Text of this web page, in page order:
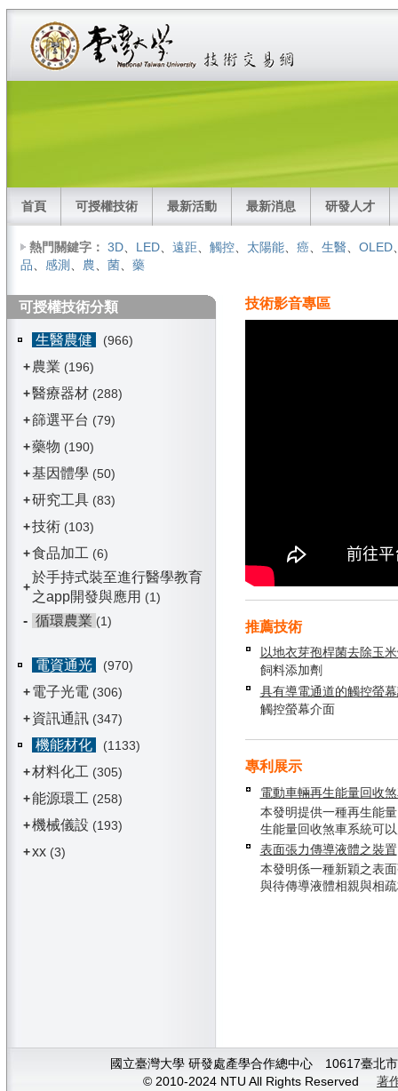
首頁 可授權技術 最新活動 最新消息 研發人才
熱門關鍵字： 3D、 LED、 遠距、 觸控、 太陽能、 癌、 生醫、 OLED
品、 感測 、 農、 菌、 藥
可授權技術分類
生醫農健
(966)
+ 農業 (196)
+醫療器材 (288)
+篩選平台 (79)
+藥物 (190)
+基因體學 (50)
+研究工具(83)
+技術(103)
+食品加工 (6)
+
於手持式裝至進行醫學教育
之app開發與應用 (1)
- 循環農業 (1)
電資通光
(970)
+ 電子光電 (306)
+ 資訊通訊(347)
機能材化
(1133)
+材料化工 (305)
+能源環工 (258)
+機械儀設 (193)
+xx(3)
技術影音專區
推薦技術
以地衣芽孢桿菌去除玉
飼料添加劑
具有導電通道的觸控螢
觸控螢幕介面
專利展示
電動車輛再生能量回收
本發明提供一種再生能
生能量回收煞車系統可
表面張力傳導液體之裝置
本發明係一種新穎之表
與待傳導液體相親與相
國立臺灣大學 研發處產學合作總中心 10617臺
© 2010-2024 NTU All Rights Reserved 著